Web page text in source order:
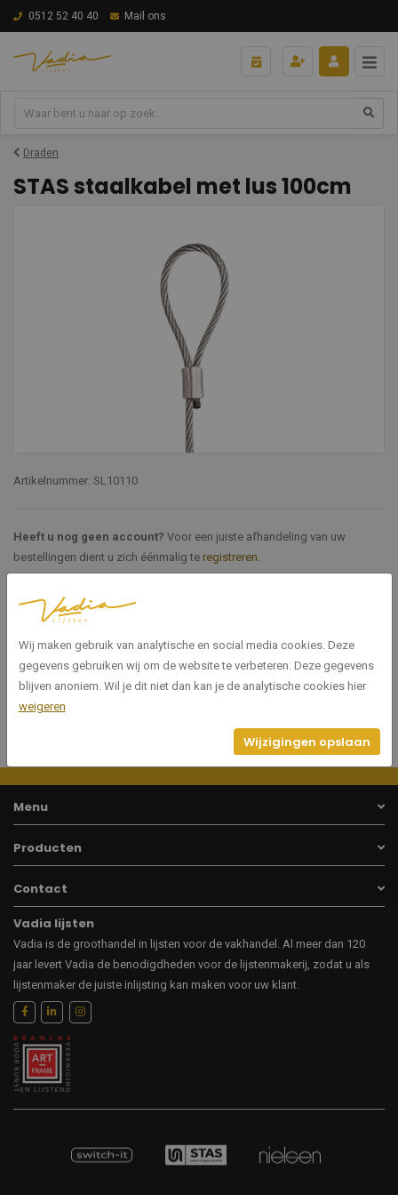
0512 52 40 40 Mail ons
Draden
STAS staalkabel met lus 100cm
Artikelnummer: SL10110
Heeft u nog geen account? Voor een juiste afhandeling van uw
bestellingen dient u zich éénmalig te registreren.
Specificaties
Artikelnummer SL10110
Menu
Producten
Contact
Vadia lijsten
Vadia is de groothandel in lijsten voor de vakhandel. Al meer dan 120
jaar levert Vadia de benodigdheden voor de lijstenmakerij, zodat u als
lijstenmaker de juiste inlijsting kan maken voor uw klant.
Wij maken gebruik van analytische en social media cookies. Deze
gegevens gebruiken wij om de website te verbeteren. Deze gegevens
blijven anoniem. Wil je dit niet dan kan je de analytische cookies hier
weigeren
Wijzigingen opslaan